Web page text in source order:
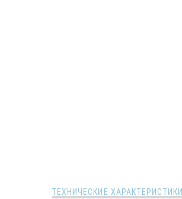
ТЕХНИЧЕСКИЕ ХАРАКТЕРИСТИКИ